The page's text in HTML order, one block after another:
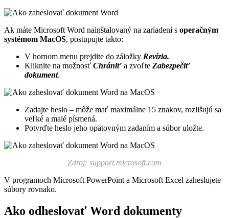
Ak máte Microsoft Word nainštalovaný na zariadení s operačným
systémom MacOS, postupujte takto:
V hornom menu prejdite do záložky Revízia.
Kliknite na možnosť Chrániť a zvoľte Zabezpečiť
dokument.
Zadajte heslo – môže mať maximálne 15 znakov, rozlišujú sa
veľké a malé písmená.
Potvrďte heslo jeho opätovným zadaním a súbor uložte.
Zdroj: support.microsoft.com
V programoch Microsoft PowerPoint a Microsoft Excel zaheslujete
súbory rovnako.
Ako odheslovať Word dokumenty